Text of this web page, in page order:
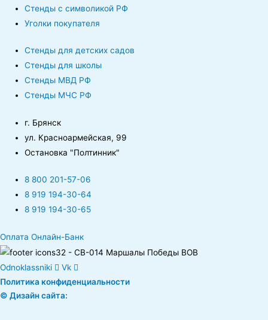
Стенды с символикой РФ
Уголки покупателя
Стенды для детских садов
Стенды для школы
Стенды МВД РФ
Стенды МЧС РФ
г. Брянск
ул. Красноармейская, 99
Остановка "Полтинник"
8 800 201-57-06
8 919 194-30-64
8 919 194-30-65
Оплата Онлайн-Банк
Odnoklassniki
Vk
Политика конфиденциальности
© Дизайн сайта: